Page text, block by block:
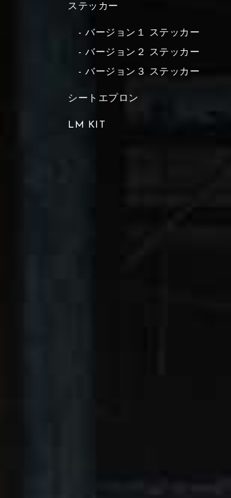
ステッカー
バージョン１ ステッカー
バージョン２ ステッカー
バージョン３ ステッカー
シートエプロン
LM KIT